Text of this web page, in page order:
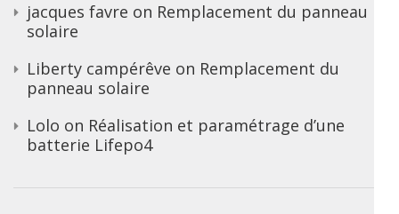
jacques favre on Remplacement du panneau
solaire
Liberty campérêve on Remplacement du
panneau solaire
Lolo on Réalisation et paramétrage d’une
batterie Lifepo4